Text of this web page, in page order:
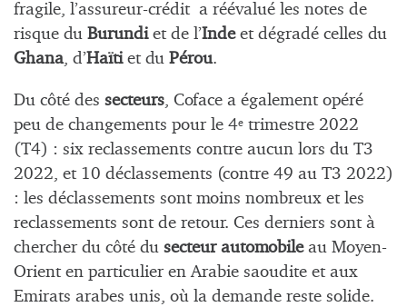
fragile, l’assureur-crédit a réévalué les notes de
risque du Burundiet de l’Inde et dégradé celles du
Ghana, d’Haïtiet du Pérou.
Du côté des secteurs, Coface a également opéré
peu de changements pour le 4e trimestre 2022
(T4) : six reclassements contre aucun lors du T3
2022, et 10 déclassements (contre 49 au T3 2022)
: les déclassements sont moins nombreux et les
reclassements sont de retour. Ces derniers sont à
chercher du côté du secteur automobileau Moyen-
Orient en particulier en Arabie saoudite et aux
Emirats arabes unis, où la demande reste solide.